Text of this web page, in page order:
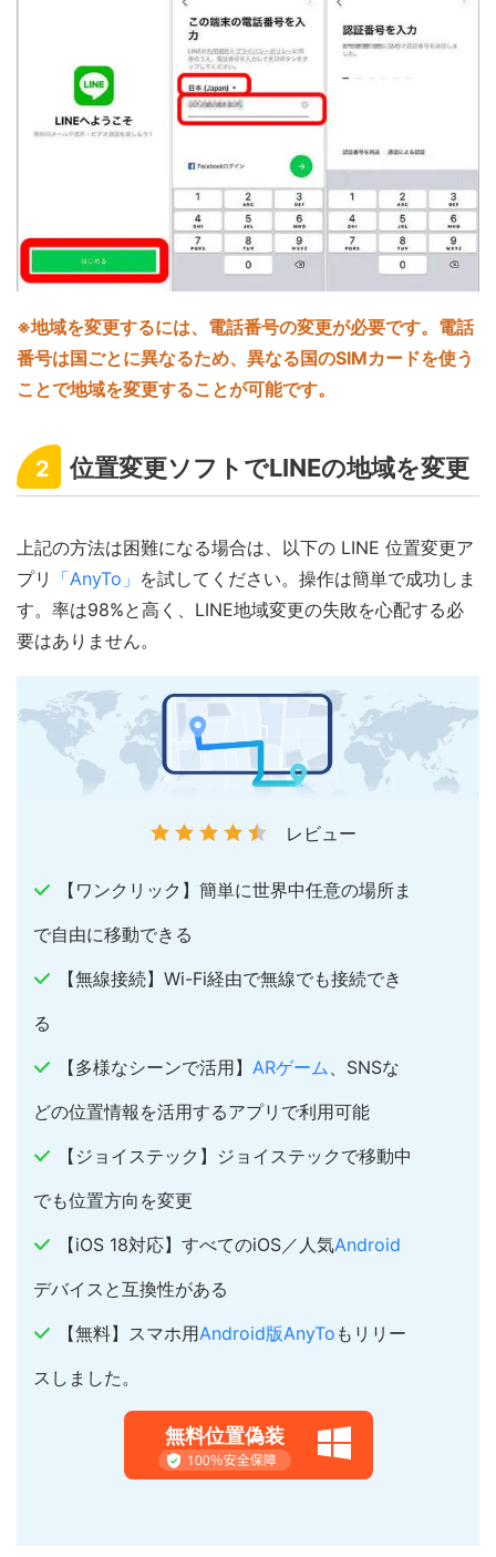
※地域を変更するには、電話番号の変更が必要です。電話
番号は国ごとに異なるため、異なる国のSIMカードを使う
ことで地域を変更することが可能です。
2 位置変更ソフトでLINEの地域を変更
上記の方法は困難になる場合は、以下の LINE 位置変更ア
プリ
「AnyTo」 を試してください。操作は簡単で成功しま
す。率は98%と高く、LINE地域変更の失敗を心配する必
要はありません。
レビュー
【ワンクリック】簡単に世界中任意の場所ま
で自由に移動できる
【無線接続】Wi-Fi経由で無線でも接続でき
る
【多様なシーンで活用】 ARゲーム、SNSな
どの位置情報を活用するアプリで利用可能
【ジョイステック】ジョイステックで移動中
でも位置方向を変更
【iOS 18対応】すべてのiOS／人気Android
デバイスと互換性がある
【無料】スマホ用Android版AnyTo もリリー
スしました。
無料位置偽装